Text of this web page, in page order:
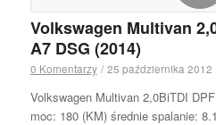
Volkswagen Multivan
A7 DSG (2014)
0 Komentarzy / 25 października 2012
Volkswagen Multivan 2,0BiTDI
moc: 180 (KM) średnie spalanie: